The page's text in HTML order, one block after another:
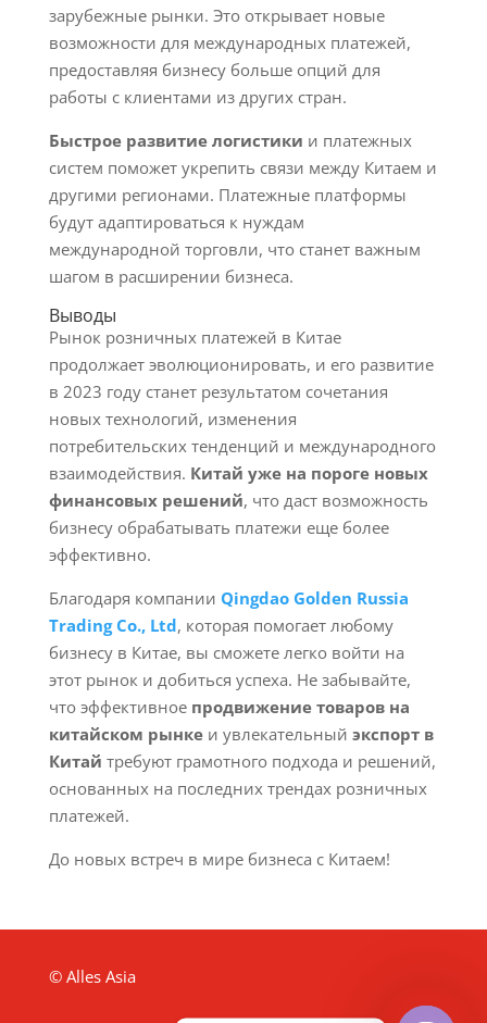
зарубежные рынки. Это открывает новые
возможности для международных платежей,
предоставляя бизнесу больше опций для
работы с клиентами из других стран.
Быстрое развитие логистики и платежных
систем поможет укрепить связи между Китаем и
другими регионами. Платежные платформы
будут адаптироваться к нуждам
международной торговли, что станет важным
шагом в расширении бизнеса.
Выводы
Рынок розничных платежей в Китае
продолжает эволюционировать, и его развитие
в 2023 году станет результатом сочетания
новых технологий, изменения
потребительских тенденций и международного
взаимодействия. Китай уже на пороге новых
финансовых решений, что даст возможность
бизнесу обрабатывать платежи еще более
эффективно.
Благодаря компании Qingdao Golden Russia
Trading Co., Ltd, которая помогает любому
бизнесу в Китае, вы сможете легко войти на
этот рынок и добиться успеха. Не забывайте,
что эффективное продвижение товаров на
китайском рынкеи увлекательный экспорт в
Китай требуют грамотного подхода и решений,
основанных на последних трендах розничных
платежей.
До новых встреч в мире бизнеса с Китаем!
© Alles Asia